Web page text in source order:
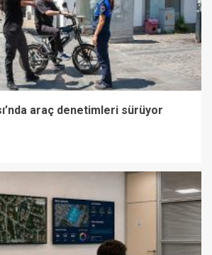
araç denetimleri sürüyor